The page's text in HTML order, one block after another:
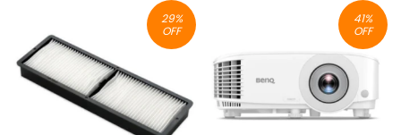
29%
OFF
41%
OFF